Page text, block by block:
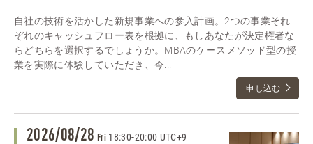
自社の技術を活かした新規事業への参入計画。2つの事業それ
ぞれのキャッシュフロー表を根拠に、もしあなたが決定権者な
らどちらを選択するでしょうか。MBAのケースメソッド型の授
業を実際に体験していただき、今...
申し込む
2026/08/28 Fri 18:30-20:00 UTC+9